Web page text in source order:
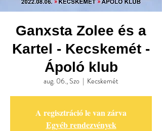
Ganxsta Zolee és a
Kartel - Kecskemét -
Ápoló klub
aug. 06., Szo
  |
Kecskemét
A regisztráció le van zárva
Egyéb rendezvények